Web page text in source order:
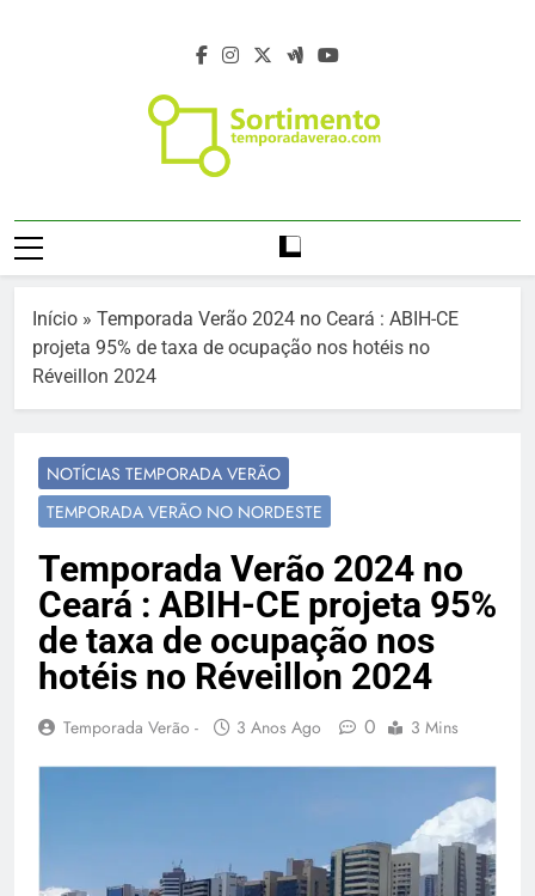
Temporada De
Verão 2027 –
Férias De Verão
2027 – Estação
Verão 2027
Verão 2027 –
Https://temporadaverao.com – Férias De
Projeto Verão 2027 – Programação Verão
2027 – Turismo Verão 2027 – Sortimento
– Viagem E Turismo No Verão –
Programação De Verão – Viagem E
Destinos No Verão – Destinos Da
Temporada Verão 2027
Início » Temporada Verão 2024 no Ceará : ABIH-CE
projeta 95% de taxa de ocupação nos hotéis no
Réveillon 2024
NOTÍCIAS TEMPORADA VERÃO
TEMPORADA VERÃO NO NORDESTE
Temporada Verão 2024 no
Ceará : ABIH-CE projeta 95%
de taxa de ocupação nos
hotéis no Réveillon 2024
Temporada Verão - 3 Anos Ago 0 3 Mins